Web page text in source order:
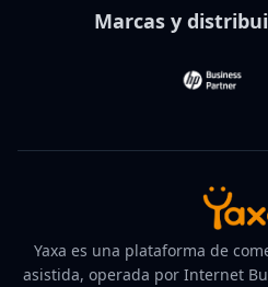
Marcas y
Yaxa es una plataforma de
asistida, operada por Internet